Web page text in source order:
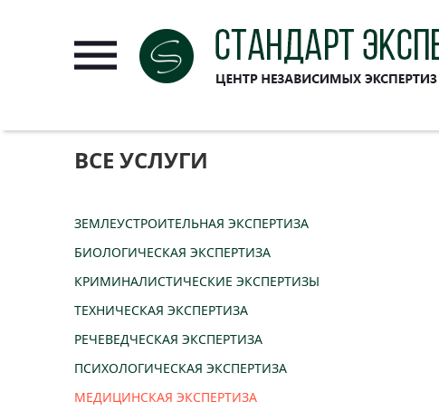
ВСЕ УСЛУГИ
ЗЕМЛЕУСТРОИТЕЛЬНАЯ ЭКСПЕРТИЗА
БИОЛОГИЧЕСКАЯ ЭКСПЕРТИЗА
КРИМИНАЛИСТИЧЕСКИЕ ЭКСПЕРТИЗЫ
ТЕХНИЧЕСКАЯ ЭКСПЕРТИЗА
РЕЧЕВЕДЧЕСКАЯ ЭКСПЕРТИЗА
ПСИХОЛОГИЧЕСКАЯ ЭКСПЕРТИЗА
МЕДИЦИНСКАЯ ЭКСПЕРТИЗА